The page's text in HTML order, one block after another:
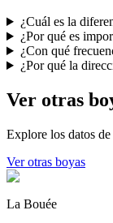
¿Cuál es la
¿Por qué es
¿Con qué
¿Por qué la
Ver otras
Explore los datos
Ver otras boyas
La Bouée